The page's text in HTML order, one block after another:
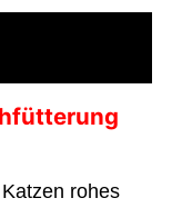
rohes